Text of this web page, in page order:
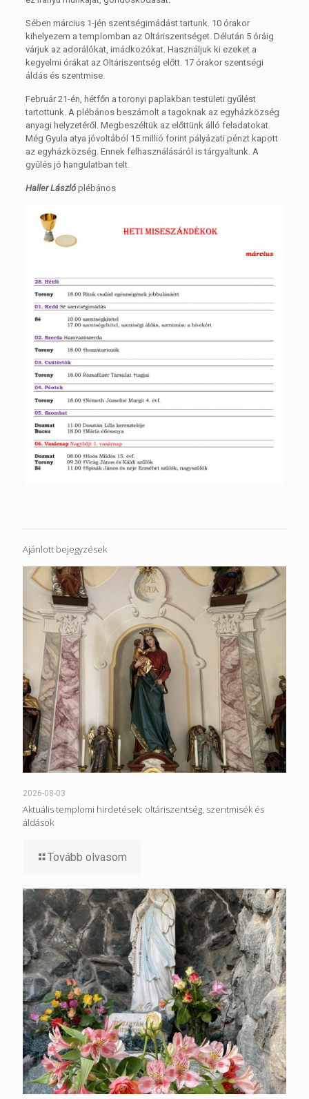
Sében március 1-jén szentségimádást tartunk. 10 órakor
kihelyezem a templomban az Oltáriszentséget. Délután 5 óráig
várjuk az adorálókat, imádkozókat. Használjuk ki ezeket a
kegyelmi órákat az Oltáriszentség előtt. 17 órakor szentségi
áldás és szentmise.
Február 21-én, hétfőn a toronyi paplakban testületi gyűlést
tartottunk. A plébános beszámolt a tagoknak az egyházközség
anyagi helyzetéről. Megbeszéltük az előttünk álló feladatokat.
Még Gyula atya jóvoltából 15 millió forint pályázati pénzt kapott
az egyházközség. Ennek felhasználásáról is tárgyaltunk. A
gyűlés jó hangulatban telt.
Haller Lászlóplébános
Ajánlott bejegyzések
2026-08-03
Aktuális templomi hirdetések: oltáriszentség, szentmisék és
áldások
Tovább olvasom